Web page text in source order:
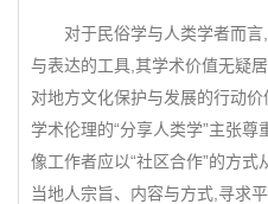
对于民俗学与人类学者而言,
与表达的工具,其学术价值无疑
对地方文化保护与发展的行动
学术伦理的“分享人类学”主张
像工作者应以“社区合作”的方
当地人宗旨、内容与方式,寻求